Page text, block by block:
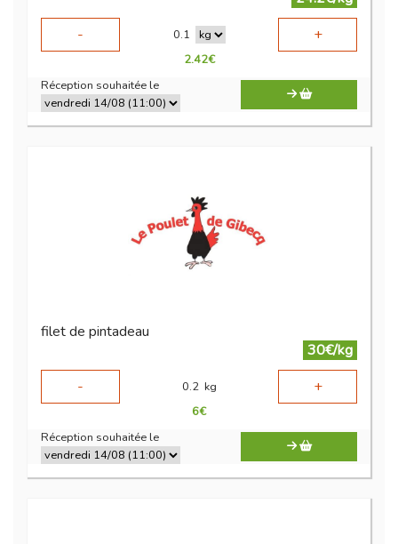
-
0.1 +
2.42€
Réception souhaitée le
filet de pintadeau
30€/kg
-
0.2 kg +
6€
Réception souhaitée le